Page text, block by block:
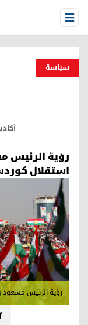
Open Menu
سیاسة
رؤية الرئيس
استقلال
رؤية الرئيس مسعود